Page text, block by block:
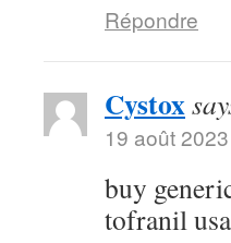
Répondre
Cystox
19 août
buy
tofranil usa